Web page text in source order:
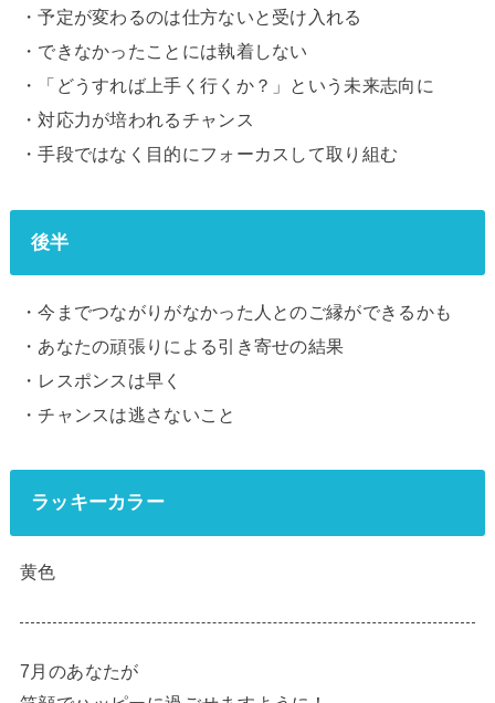
・予定が変わるのは仕方ないと受け入れる
・できなかったことには執着しない
・「どうすれば上手く行くか？」という未来志向に
・対応力が培われるチャンス
・手段ではなく目的にフォーカスして取り組む
後半
・今までつながりがなかった人とのご縁ができるかも
・あなたの頑張りによる引き寄せの結果
・レスポンスは早く
・チャンスは逃さないこと
ラッキーカラー
黄色
7月のあなたが